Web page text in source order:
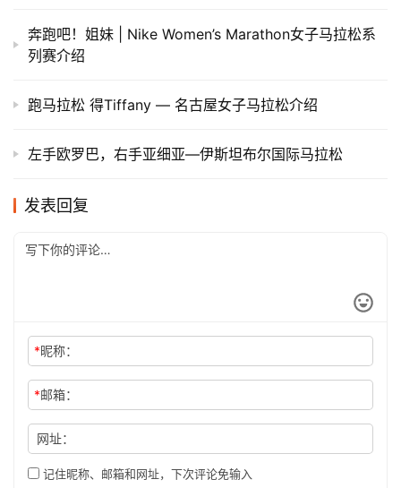
奔跑吧！姐妹 | Nike Women’s Marathon女子马拉松系
列赛介绍
跑马拉松 得Tiffany — 名古屋女子马拉松介绍
左手欧罗巴，右手亚细亚—伊斯坦布尔国际马拉松
发表回复
*昵称：
*邮箱：
网址：
记住昵称、邮箱和网址，下次评论免输入